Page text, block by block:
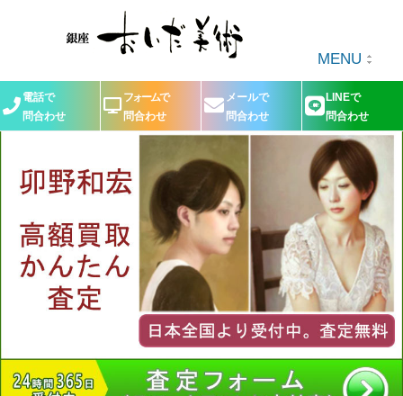
MENU
電話で
問合わせ
フォームで
問合わせ
メールで
問合わせ
LINEで
問合わせ